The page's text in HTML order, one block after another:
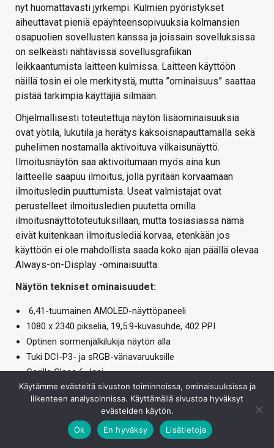
nyt huomattavasti jyrkempi. Kulmien pyöristykset
aiheuttavat pieniä epäyhteensopivuuksia kolmansien
osapuolien sovellusten kanssa ja joissain sovelluksissa
on selkeästi nähtävissä sovellusgrafiikan
leikkaantumista laitteen kulmissa. Laitteen käyttöön
näillä tosin ei ole merkitystä, mutta ”ominaisuus” saattaa
pistää tarkimpia käyttäjiä silmään.
Ohjelmallisesti toteutettuja näytön lisäominaisuuksia
ovat yötila, lukutila ja herätys kaksoisnapauttamalla sekä
puhelimen nostamalla aktivoituva vilkaisunäyttö.
Ilmoitusnäytön saa aktivoitumaan myös aina kun
laitteelle saapuu ilmoitus, jolla pyritään korvaamaan
ilmoitusledin puuttumista. Useat valmistajat ovat
perustelleet ilmoitusledien puutetta omilla
ilmoitusnäyttötoteutuksillaan, mutta tosiasiassa nämä
eivät kuitenkaan ilmoituslediä korvaa, etenkään jos
käyttöön ei ole mahdollista saada koko ajan päällä olevaa
Always-on-Display -ominaisuutta.
Näytön tekniset ominaisuudet:
6,41-tuumainen AMOLED-näyttöpaneeli
1080 x 2340 pikseliä, 19,5:9-kuvasuhde, 402 PPI
Optinen sormenjälkilukija näytön alla
Tuki DCI-P3- ja sRGB-väriavaruuksille
Gorilla Glass 6 -lasi
yötila, lukutila, nostolla aktivoituva ilmoitusnäyttö
Kuvanlaadultaan OnePlus 6T:n näytöstä ei löydy
suuremmin moitittavaa. Näytön resoluutiossa on
päädytty pitäytymään Full HD+ -tasolla, joten
Käytämme evästeitä sivuston toiminnoissa, ominaisuuksissa ja
liikenteen analysoinnissa. Käyttämällä sivustoa hyväksyt
evästeiden käytön.
Ok
En hyväksy Lisätietoja